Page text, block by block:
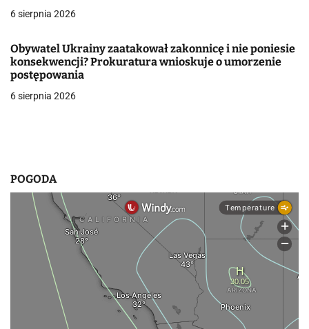
w
i
s
6 sierpnia 2026
Obywatel Ukrainy zaatakował zakonnicę i nie poniesie
konsekwencji? Prokuratura wnioskuje o umorzenie
postępowania
6 sierpnia 2026
POGODA